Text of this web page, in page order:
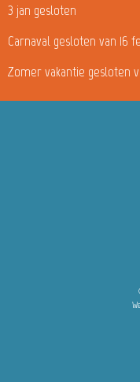
3 jan gesloten
Carnaval gesloten van 16
Zomer vakantie gesloten